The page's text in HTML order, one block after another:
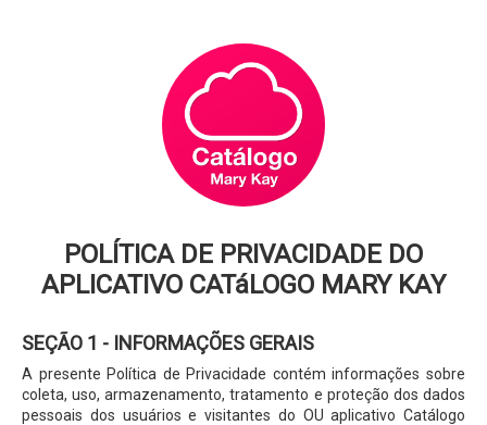
POLÍTICA DE PRIVACIDADE DO
APLICATIVO CATáLOGO MARY KAY
SEÇÃO 1 - INFORMAÇÕES GERAIS
A presente Política de Privacidade contém informações sobre
coleta, uso, armazenamento, tratamento e proteção dos dados
pessoais dos usuários e visitantes do OU aplicativo Catálogo